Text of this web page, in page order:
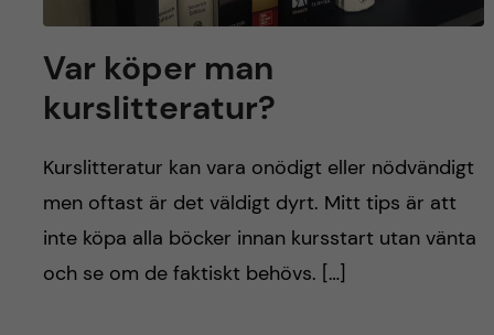
Var köper man
kurslitteratur?
Kurslitteratur kan vara onödigt eller nödvändigt
men oftast är det väldigt dyrt. Mitt tips är att
inte köpa alla böcker innan kursstart utan vänta
och se om de faktiskt behövs. […]